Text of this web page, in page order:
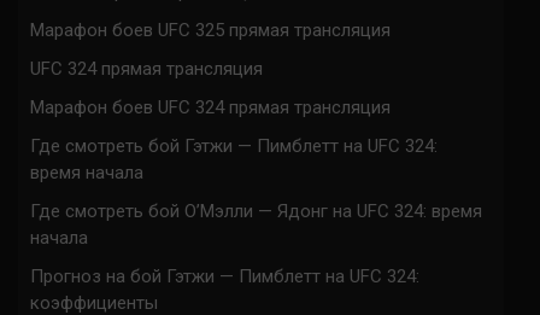
Марафон боев UFC 325 прямая трансляция
UFC 324 прямая трансляция
Марафон боев UFC 324 прямая трансляция
Где смотреть бой Гэтжи — Пимблетт на UFC 324:
время начала
Где смотреть бой О’Мэлли — Ядонг на UFC 324: время
начала
Прогноз на бой Гэтжи — Пимблетт на UFC 324:
коэффициенты